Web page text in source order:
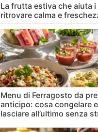
La frutta estiva che aiuta i
ritrovare calma e
Menu di Ferragosto da
anticipo: cosa congelare
lasciare all’ultimo senza